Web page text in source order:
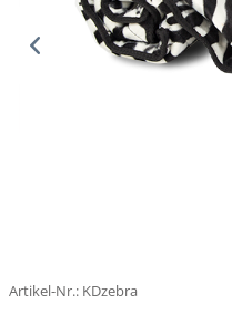
Artikel-Nr.: KDzebra